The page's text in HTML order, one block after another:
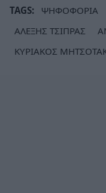
TAGS: ΨΗΦΟΦΟΡΙΑ
ΑΛΕΞΗΣ ΤΣΙΠΡΑΣ
ΚΥΡΙΑΚΟΣ